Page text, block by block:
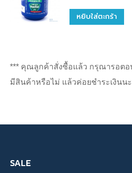
หยิบใส่ตะกร้า
*** คุณลูกค้าสั่งซื้อแล้ว กรุณารอตอ
มีสินค้าหรือไม่ แล้วค่อยชำระเงินน
SALE